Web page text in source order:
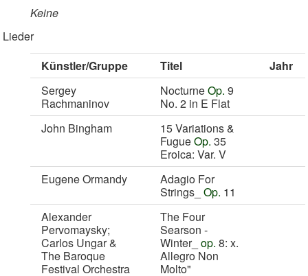
Keine
Lieder
Künstler/Gruppe
Titel
Jahr
Sergey
Rachmaninov
NocturneOp. 9
No. 2 in E Flat
John Bingham
15 Variations &
FugueOp. 35
Eroica: Var. V
Eugene Ormandy
Adagio For
Strings_ Op. 11
Alexander
Pervomaysky;
Carlos Ungar &
The Baroque
Festival Orchestra
The Four
Searson -
Winter_ op. 8: x.
Allegro Non
Molto"